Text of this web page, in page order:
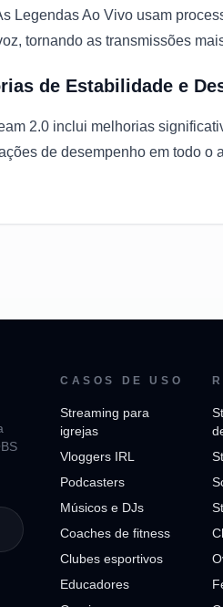
Legendas Ao Vivo usam
tornando as transmissões
de Estabilidade e
2.0 inclui melhorias
de desempenho em todo o
CASOS DE USO
Streaming para
igrejas
Vloggers IRL
Podcasters
Músicos e DJs
Coaches de fitness
Clubes esportivos
Educadores